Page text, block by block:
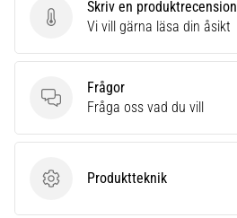
Skriv en produktrecension
Skriv en produktrecension
Vi vill gärna läsa din åsikt
Frågor
Frågor
Fråga oss vad du vill
ProduktteknikProduktteknik